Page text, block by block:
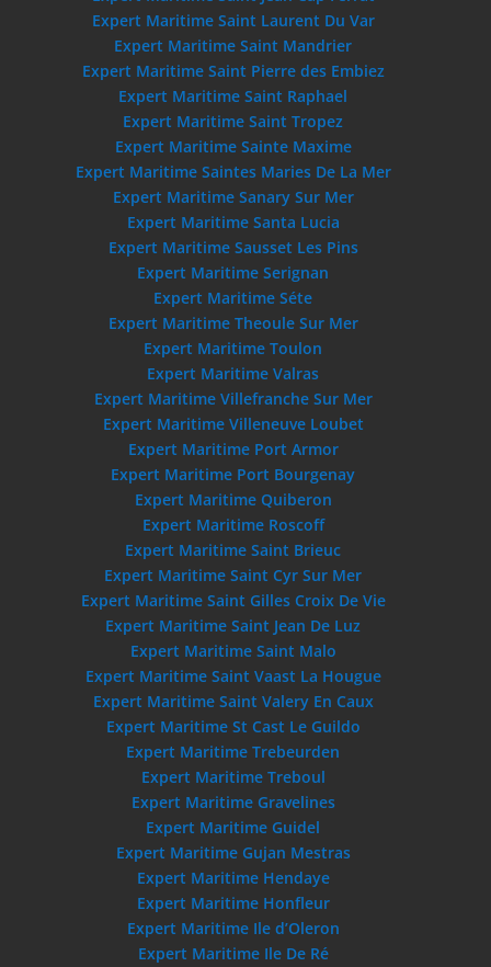
Expert Maritime Saint Laurent Du Var
Expert Maritime Saint Mandrier
Expert Maritime Saint Pierre des Embiez
Expert Maritime Saint Raphael
Expert Maritime Saint Tropez
Expert Maritime Sainte Maxime
Expert Maritime Saintes Maries De La Mer
Expert Maritime Sanary Sur Mer
Expert Maritime Santa Lucia
Expert Maritime Sausset Les Pins
Expert Maritime Serignan
Expert Maritime Séte
Expert Maritime Theoule Sur Mer
Expert Maritime Toulon
Expert Maritime Valras
Expert Maritime Villefranche Sur Mer
Expert Maritime Villeneuve Loubet
Expert Maritime Port Armor
Expert Maritime Port Bourgenay
Expert Maritime Quiberon
Expert Maritime Roscoff
Expert Maritime Saint Brieuc
Expert Maritime Saint Cyr Sur Mer
Expert Maritime Saint Gilles Croix De Vie
Expert Maritime Saint Jean De Luz
Expert Maritime Saint Malo
Expert Maritime Saint Vaast La Hougue
Expert Maritime Saint Valery En Caux
Expert Maritime St Cast Le Guildo
Expert Maritime Trebeurden
Expert Maritime Treboul
Expert Maritime Gravelines
Expert Maritime Guidel
Expert Maritime Gujan Mestras
Expert Maritime Hendaye
Expert Maritime Honfleur
Expert Maritime Ile d’Oleron
Expert Maritime Ile De Ré